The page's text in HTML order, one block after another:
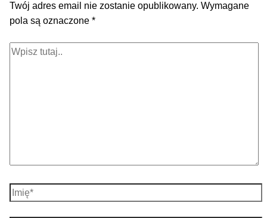
Twój adres email nie zostanie opublikowany. Wymagane
pola są oznaczone*
Wpisz
Imię*